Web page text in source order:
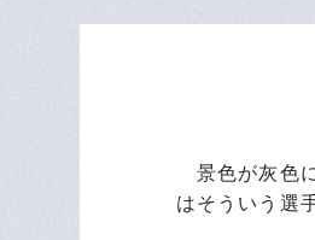
景色が灰色
はそういう選